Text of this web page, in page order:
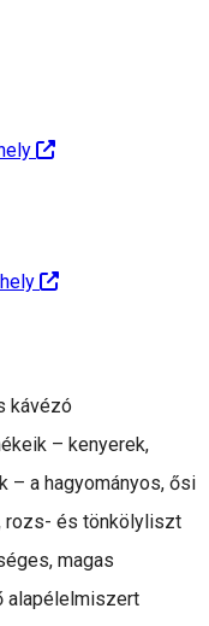
kávézó
– kenyerek,
– a hagyományos, ősi
rozs- és tönkölyliszt
magas
alapélelmiszert